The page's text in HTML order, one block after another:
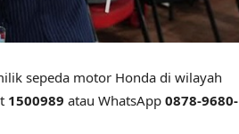
sepeda motor Honda di wilayah
1500989 atau WhatsApp 0878-9680-